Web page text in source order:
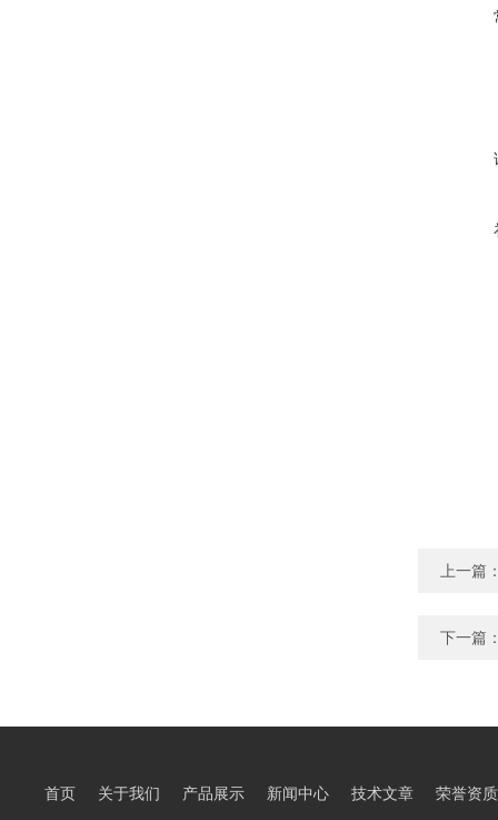
上一篇
下一篇
首页 关于我们 产品展示 新闻中心 技术文章 荣誉资质